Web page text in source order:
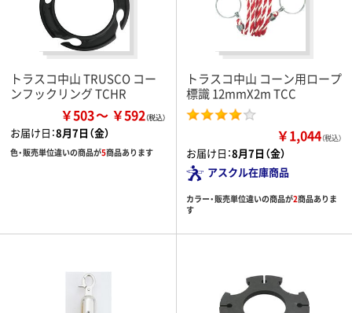
トラスコ中山 TRUSCO コー
ンフックリング TCHR
￥503 ￥592
お届け日：8月7日（金）
色・販売単位違いの商品が5商品あります
トラスコ中山 コーン用ロープ
標識 12mmX2m TCC
￥1,044（税込）
お届け日：8月7日（金）
アスクル在庫商品
カラー・販売単位違いの商品が2商品ありま
す